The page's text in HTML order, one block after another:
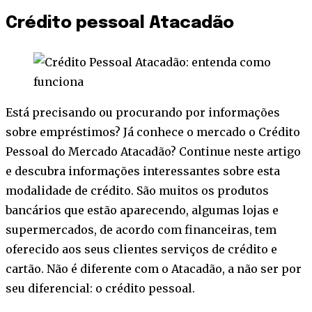
Crédito pessoal Atacadão
Está precisando ou procurando por informações
sobre empréstimos? Já conhece o mercado o Crédito
Pessoal do Mercado Atacadão? Continue neste artigo
e descubra informações interessantes sobre esta
modalidade de crédito. São muitos os produtos
bancários que estão aparecendo, algumas lojas e
supermercados, de acordo com financeiras, tem
oferecido aos seus clientes serviços de crédito e
cartão. Não é diferente com o Atacadão, a não ser por
seu diferencial: o crédito pessoal.